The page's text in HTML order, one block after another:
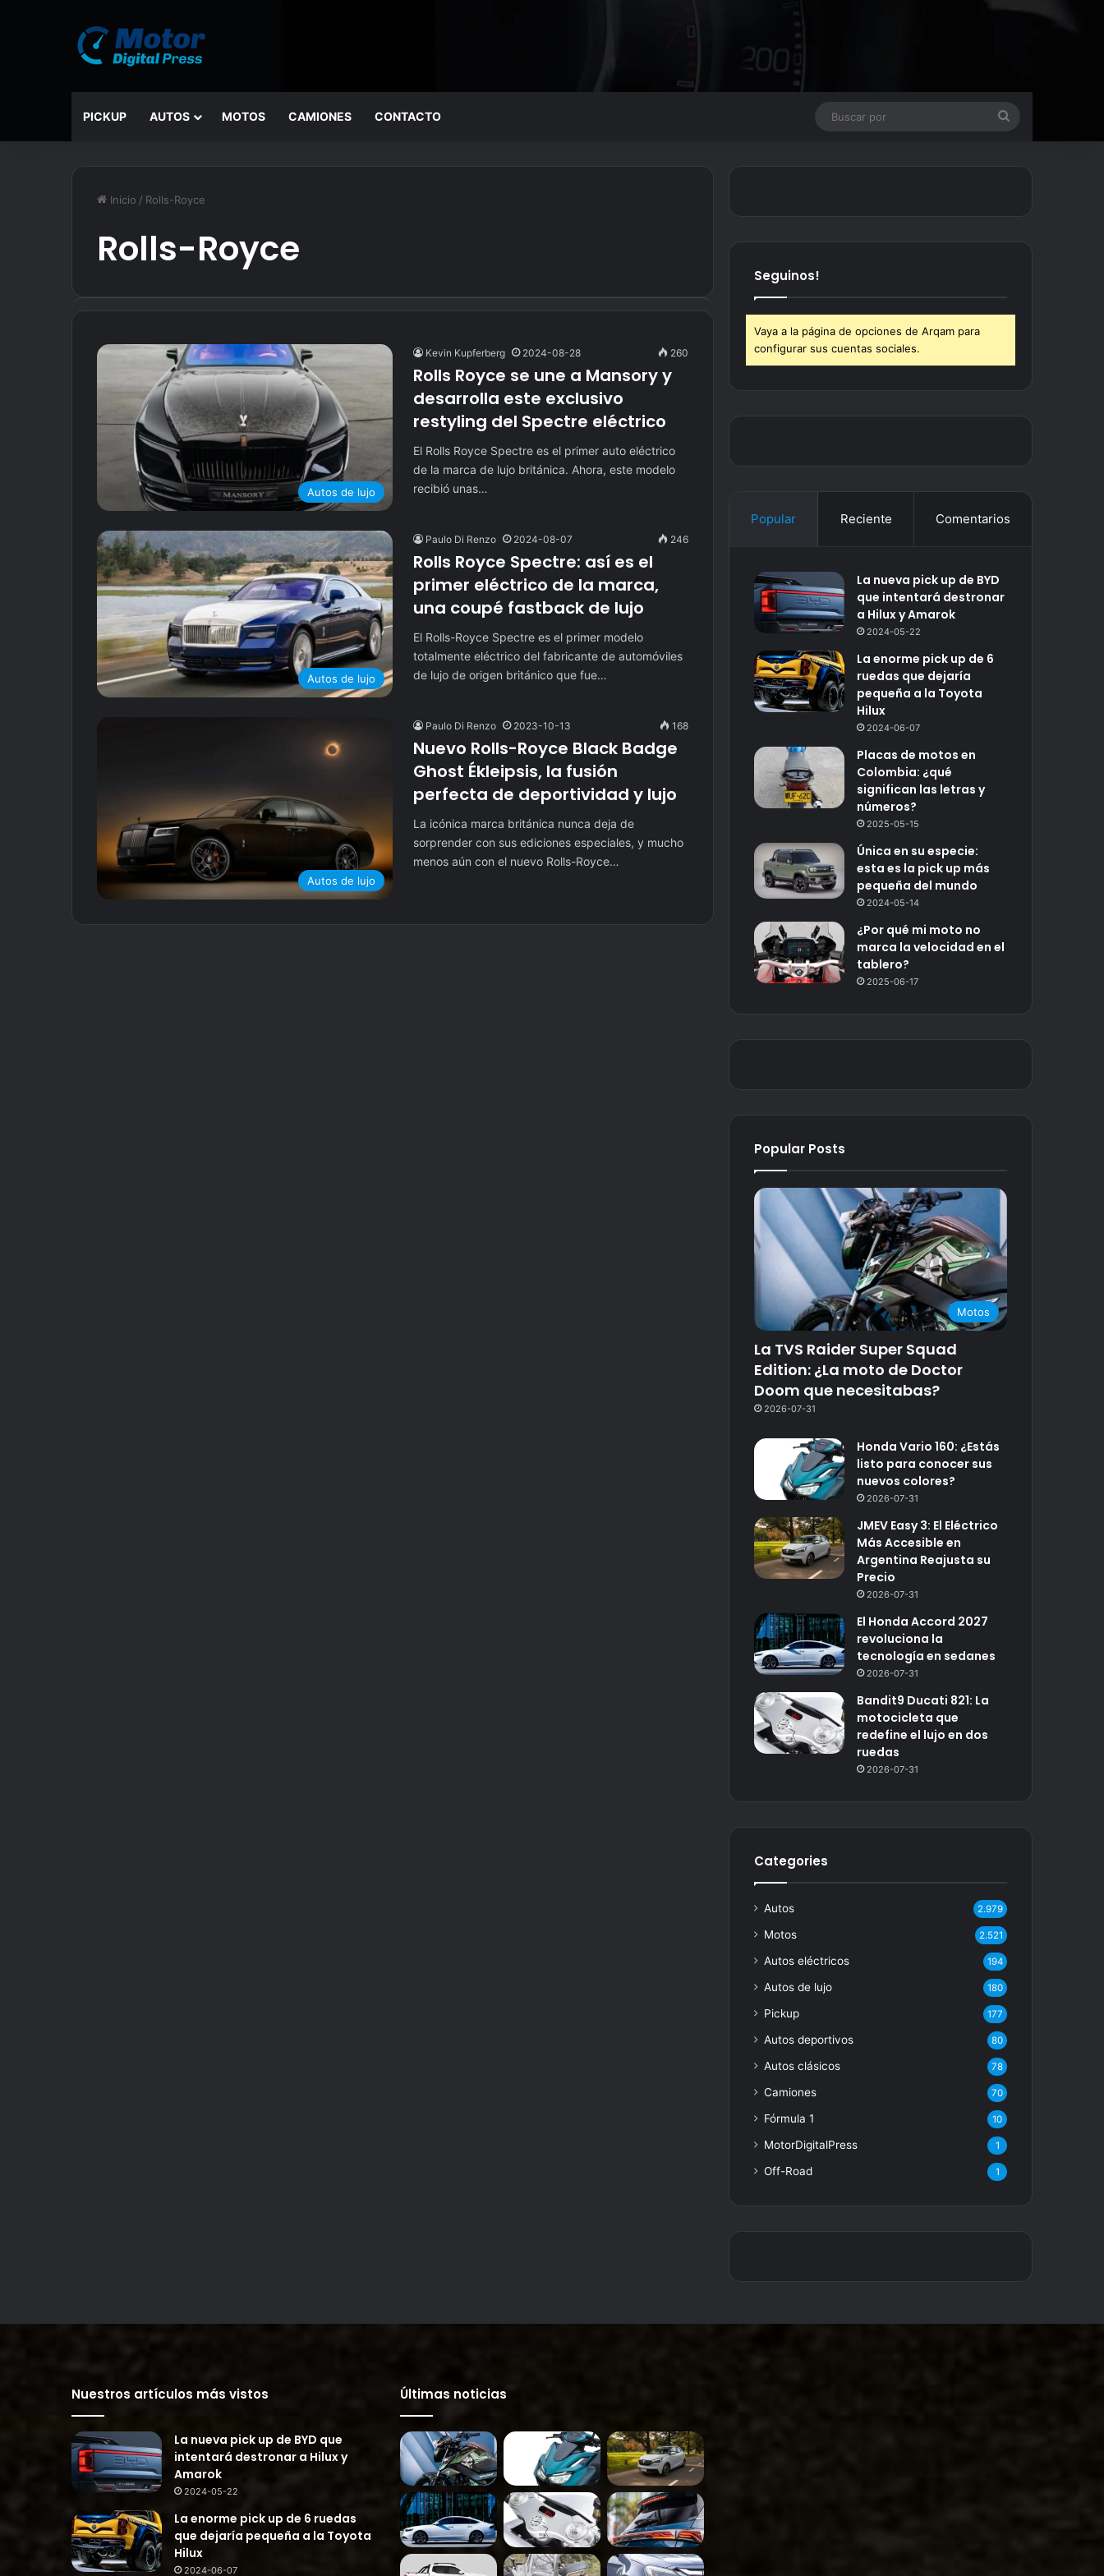
PICKUP AUTOS MOTOS CAMIONES CONTACTO
Inicio / Rolls-Royce
Rolls-Royce
Autos de lujo
Kevin Kupferberg 2024-08-28 260
Rolls Royce se une a Mansory y
desarrolla este exclusivo
restyling del Spectre eléctrico
El Rolls Royce Spectre es el primer auto eléctrico
de la marca de lujo británica. Ahora, este modelo
recibió unas…
Autos de lujo
Paulo Di Renzo 2024-08-07 246
Rolls Royce Spectre: así es el
primer eléctrico de la marca,
una coupé fastback de lujo
El Rolls-Royce Spectre es el primer modelo
totalmente eléctrico del fabricante de automóviles
de lujo de origen británico que fue…
Autos de lujo
Paulo Di Renzo 2023-10-13 168
Nuevo Rolls-Royce Black Badge
Ghost Ékleipsis, la fusión
perfecta de deportividad y lujo
La icónica marca británica nunca deja de
sorprender con sus ediciones especiales, y mucho
menos aún con el nuevo Rolls-Royce…
Seguinos!
Vaya a la página de opciones de Arqam para
configurar sus cuentas sociales.
Popular Reciente Comentarios
La nueva pick up de BYD
que intentará destronar
a Hilux y Amarok
2024-05-22
La enorme pick up de 6
ruedas que dejaría
pequeña a la Toyota
Hilux
2024-06-07
Placas de motos en
Colombia: ¿qué
significan las letras y
números?
2025-05-15
Única en su especie:
esta es la pick up más
pequeña del mundo
2024-05-14
¿Por qué mi moto no
marca la velocidad en el
tablero?
2025-06-17
Popular Posts
Motos
La TVS Raider Super Squad
Edition: ¿La moto de Doctor
Doom que necesitabas?
2026-07-31
Honda Vario 160: ¿Estás
listo para conocer sus
nuevos colores?
2026-07-31
JMEV Easy 3: El Eléctrico
Más Accesible en
Argentina Reajusta su
Precio
2026-07-31
El Honda Accord 2027
revoluciona la
tecnología en sedanes
2026-07-31
Bandit9 Ducati 821: La
motocicleta que
redefine el lujo en dos
ruedas
2026-07-31
Categories
Autos 2.979
Motos 2.521
Autos eléctricos 194
Autos de lujo 180
Pickup 177
Autos deportivos 80
Autos clásicos 78
Camiones 70
Fórmula 1 10
MotorDigitalPress 1
Off-Road 1
Nuestros artículos más vistos
La nueva pick up de BYD que
intentará destronar a Hilux y
Amarok
2024-05-22
La enorme pick up de 6 ruedas
que dejaría pequeña a la Toyota
Hilux
2024-06-07
Últimas noticias